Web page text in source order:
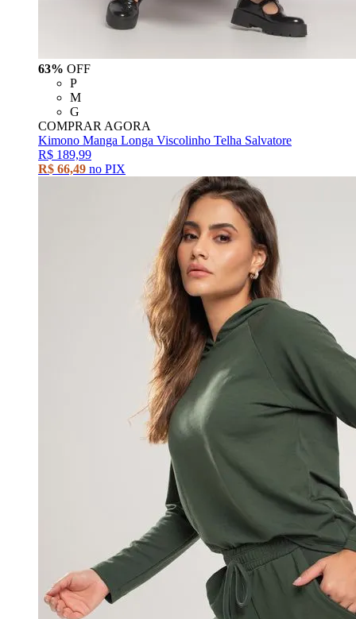
63% OFF
P
M
G
COMPRAR AGORA
Kimono Manga Longa Viscolinho Telha Salvatore
R$ 189,99
R$ 66,49 no PIX